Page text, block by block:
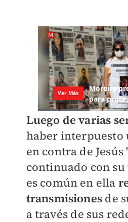
Luego de varias
haber interpuesto
en contra de Jesús
continuado con
es común en ella
transmisiones de
a través de sus